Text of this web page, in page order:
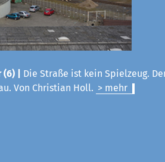
|
Die Straße ist kein Spielzeug.
Von Christian Holl. > mehr